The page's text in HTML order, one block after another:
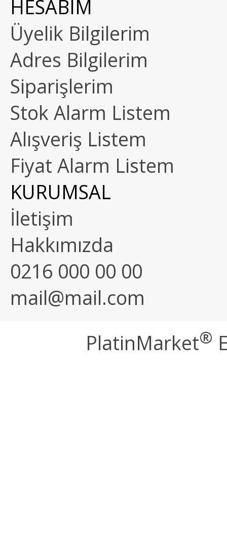
HESABIM
Üyelik Bilgilerim
Adres Bilgilerim
Siparişlerim
Stok Alarm Listem
Alışveriş Listem
Fiyat Alarm Listem
KURUMSAL
İletişim
Hakkımızda
0216 000 00 00
mail@mail.com
PlatinMarket®